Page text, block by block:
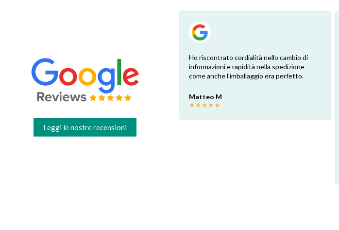
Leggi le nostre recensioni
Esperienza positiva! Il ricambio è
esattamente come ben indicato nel sito.
Consegna veloce e comoda, dopo la
sostituzione e una profonda pulizia ora la
cappa è come nuova! Grazie
★ ★
Ho riscontrato cordialità nello cambio di
informazioni e rapidità nella spedizione
come anche l'imballaggio era perfetto.
Matteo M
★★★★★